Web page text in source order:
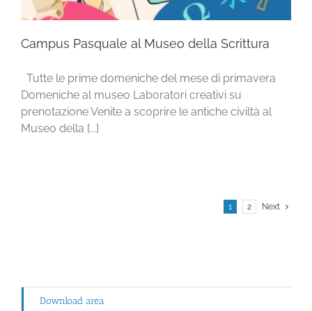
Campus Pasquale al Museo della Scrittura
Tutte le prime domeniche del mese di primavera
Domeniche al museo Laboratori creativi su
prenotazione Venite a scoprire le antiche civiltà al
Museo della [...]
1 2 Next
Download area